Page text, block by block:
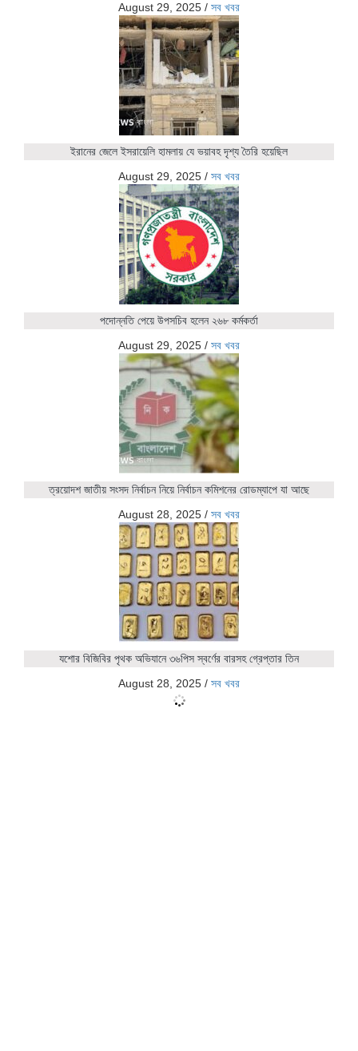
August 29, 2025 / সব খবর
ইরানের জেলে ইসরায়েলি হামলায় যে ভয়াবহ দৃশ্য তৈরি হয়েছিল
August 29, 2025 / সব খবর
পদোন্নতি পেয়ে উপসচিব হলেন ২৬৮ কর্মকর্তা
August 29, 2025 / সব খবর
ত্রয়োদশ জাতীয় সংসদ নির্বাচন নিয়ে নির্বাচন কমিশনের রোডম্যাপে যা আছে
August 28, 2025 / সব খবর
যশোর বিজিবির পৃথক অভিযানে ৩৬পিস স্বর্ণের বারসহ গ্রেপ্তার তিন
August 28, 2025 / সব খবর